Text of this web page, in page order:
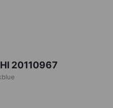
20110967